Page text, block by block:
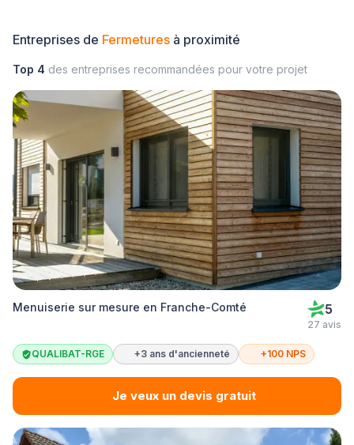
Entreprises de Fermetures à proximité
Top 4 des entreprises recommandées pour votre projet
Menuiserie sur mesure en Franche-Comté 5
27 avis
QUALIBAT-RGE +3 ans d'ancienneté +100 NPS
Je veux un devis gratuit